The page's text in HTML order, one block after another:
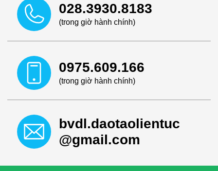
028.3930.8183
(trong giờ hành chính)
0975.609.166
(trong giờ hành chính)
bvdl.daotaolientuc
@gmail.com